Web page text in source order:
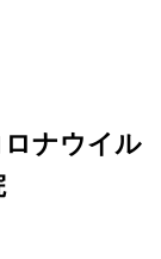
ナウイル